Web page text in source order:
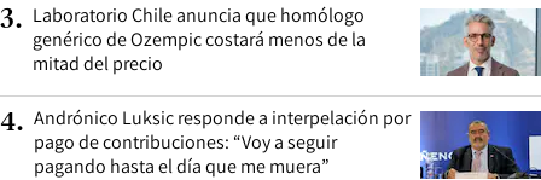
3. Laboratorio Chile anuncia que homólogo
genérico de Ozempic costará menos de la
mitad del precio
4. Andrónico Luksic responde a interpelación por
pago de contribuciones: “Voy a seguir
pagando hasta el día que me muera”